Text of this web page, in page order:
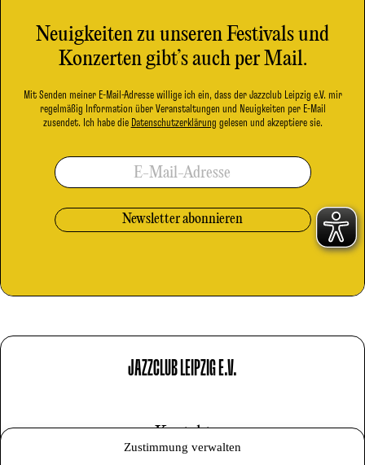
Zustimmung verwalten
Neuigkeiten zu unseren Festivals und
Konzerten gibt’s auch per Mail.
Mit Senden meiner E-Mail-Adresse willige ich ein, dass der Jazzclub Leipzig e.V. mir
regelmäßig Information über Veranstaltungen und Neuigkeiten per E-Mail
zusendet. Ich habe die Datenschutzerklärung gelesen und akzeptiere sie.
E-Mail-Adresse
JAZZCLUB LEIPZIG E.V.
Kontakt